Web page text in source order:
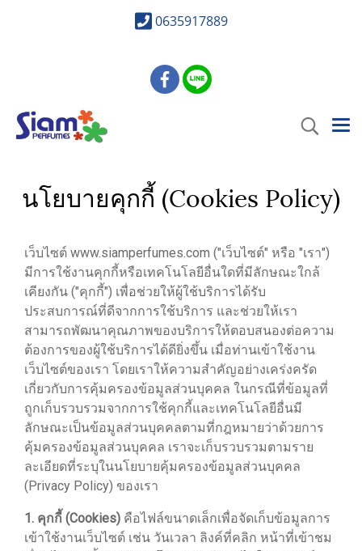
0635917889
นโยบายคุกกี้ (Cookies Policy)
เว็บไซต์ www.siamperfumes.com ("เว็บไซต์" หรือ "เรา")
มีการใช้งานคุกกี้หรือเทคโนโลยีอื่นใดที่มีลักษณะใกล้
เคียงกัน ("คุกกี้") เพื่อช่วยให้ผู้ใช้บริการได้รับ
ประสบการณ์ที่ดีจากการใช้บริการ และช่วยให้เรา
สามารถพัฒนาคุณภาพของบริการให้ตอบสนองต่อความ
ต้องการของผู้ใช้บริการได้ดียิ่งขึ้น เมื่อท่านเข้าใช้งาน
เว็บไซต์ของเรา โดยเราให้ความสำคัญอย่างเคร่งครัด
เกี่ยวกับการคุ้มครองข้อมูลส่วนบุคคล ในกรณีที่ข้อมูลที่
ถูกเก็บรวบรวมจากการใช้คุกกี้และเทคโนโลยีอื่นมี
ลักษณะเป็นข้อมูลส่วนบุคคลตามที่กฎหมายว่าด้วยการ
คุ้มครองข้อมูลส่วนบุคคล เราจะเก็บรวบรวมตามราย
ละเอียดที่ระบุในนโยบายคุ้มครองข้อมูลส่วนบุคคล
(Privacy Policy) ของเรา
1. คุกกี้ (Cookies) คือไฟล์ขนาดเล็กเพื่อจัดเก็บข้อมูลการ
เข้าใช้งานเว็บไซต์ เช่น วันเวลา ลิงค์ที่คลิก หน้าที่เข้าชม